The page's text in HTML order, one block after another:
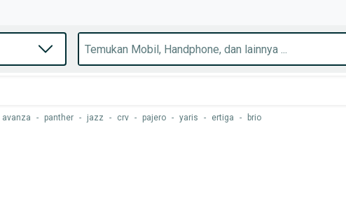
avanza - panther - jazz - crv - pajero - yaris - ertiga - brio